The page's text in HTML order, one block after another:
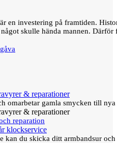
en investering på framtiden.
skulle hända mannen.
& reparationer
omarbetar gamla smycken till
& reparationer
reparation
klockservice
kan du skicka ditt armbandsur